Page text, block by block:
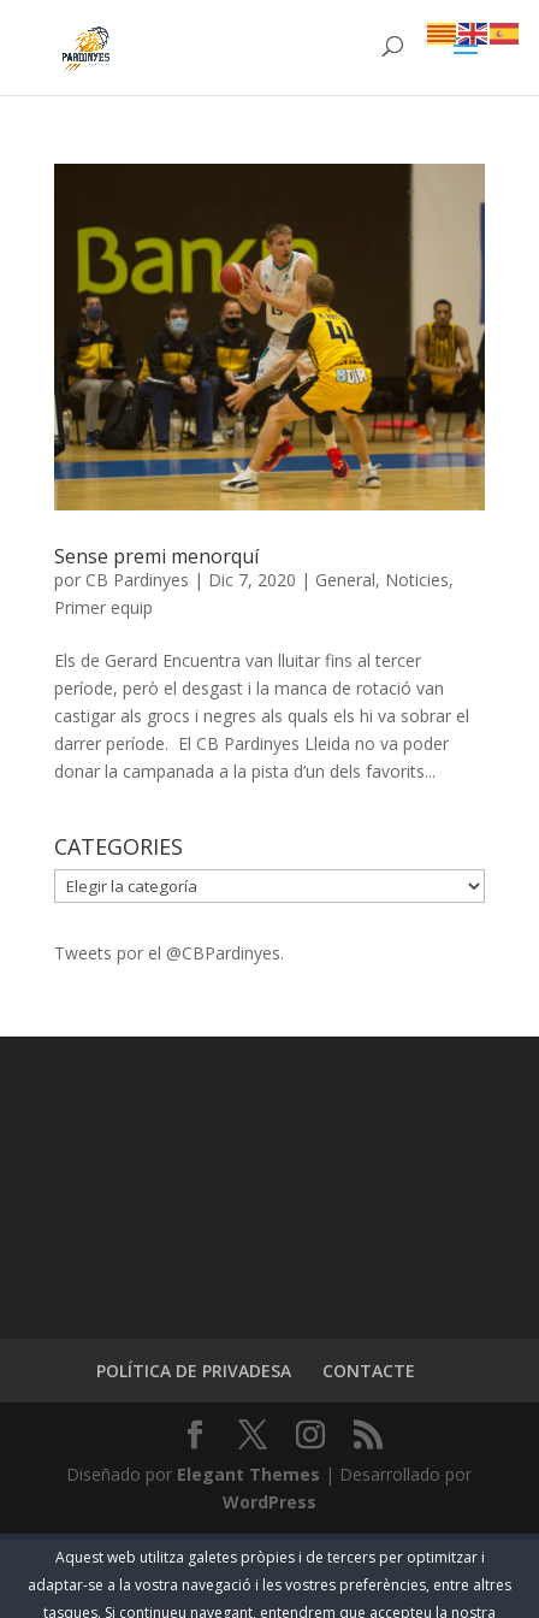
Sense premi menorquí
por CB Pardinyes | Dic 7, 2020 | General, Noticies,
Primer equip
Els de Gerard Encuentra van lluitar fins al tercer
període, però el desgast i la manca de rotació van
castigar als grocs i negres als quals els hi va sobrar el
darrer període. El CB Pardinyes Lleida no va poder
donar la campanada a la pista d’un dels favorits...
CATEGORIES
CATEGORIES
Tweets por el @CBPardinyes.
POLÍTICA DE PRIVADESA CONTACTE
Diseñado por Elegant Themes | Desarrollado por
WordPress
Aquest web utilitza galetes pròpies i de tercers per optimitzar i
adaptar-se a la vostra navegació i les vostres preferències, entre altres
tasques. Si continueu navegant, entendrem que accepteu la nostra